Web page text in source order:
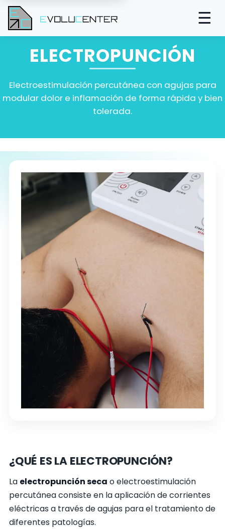
☰
ELECTROPUNCIÓN
Electroestimulación percutánea con agujas para
modular dolor e inflamación de forma rápida y bien
tolerada.
¿QUÉ ES LA ELECTROPUNCIÓN?
La electropunción seca o electroestimulación
percutánea consiste en la aplicación de corrientes
eléctricas a través de agujas para el tratamiento de
diferentes patologías.